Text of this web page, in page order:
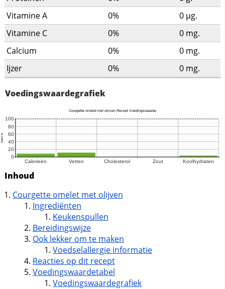
Vitamine A
0% 0 µg.
Vitamine C
0% 0 mg.
Calcium
0% 0 mg.
Ijzer
0% 0 mg.
Voedingswaardegrafiek
Inhoud
Courgette omelet met olijven
Ingrediënten
Keukenspullen
Bereidingswijze
Ook lekker om te maken
Voedselallergie informatie
Reacties op dit recept
Voedingswaardetabel
Voedingswaardegrafiek